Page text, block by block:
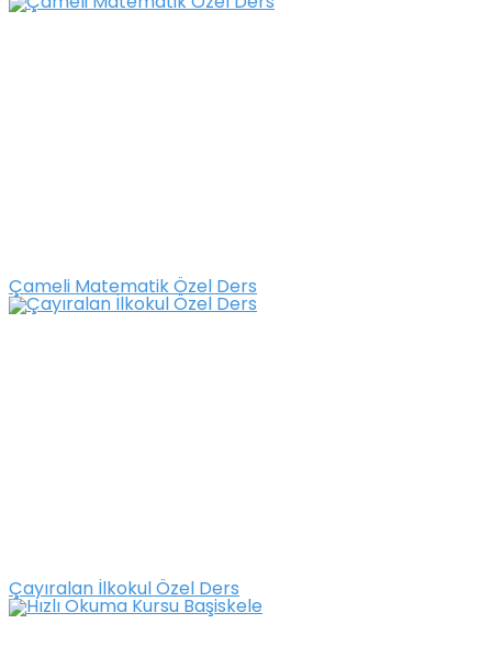
Çameli Matematik Özel Ders
Çayıralan İlkokul Özel Ders